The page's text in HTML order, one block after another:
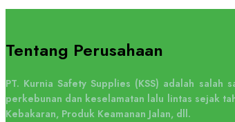
Tentang Perusahaan
PT. Kurnia Safety Supplies (KSS) adalah
perkebunan dan keselamatan lalu lintas sejak
Kebakaran, Produk Keamanan Jalan, dll.